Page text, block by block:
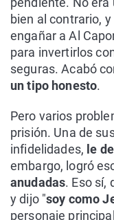
bien al contrario,
engañar a Al
para invertirlos
seguras. Acabó
un tipo honesto.
Pero varios
prisión. Una de
infidelidades, le
embargo, logró
anudadas. Eso sí,
y dijo "soy como
personaje